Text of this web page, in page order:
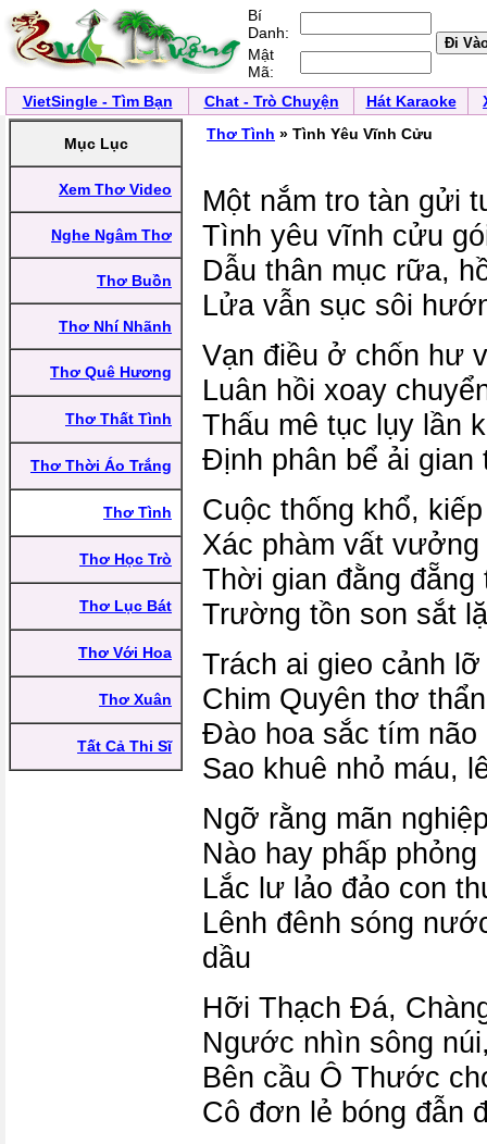
Bí
Danh:
Mật
Mã:
VietSingle - Tìm Bạn
Chat - Trò Chuyện Hát Karaoke
Mục Lục
Xem Thơ Video
Nghe Ngâm Thơ
Thơ Buồn
Thơ Nhí Nhãnh
Thơ Quê Hương
Thơ Thất Tình
Thơ Thời Áo Trắng
Thơ Tình
Thơ Học Trò
Thơ Lục Bát
Thơ Với Hoa
Thơ Xuân
Tất Cả Thi Sĩ
Thơ Tình » Tình Yêu Vĩnh Cửu
Một nắm tro tàn gửi
Tình yêu vĩnh cửu
Dẫu thân mục rữa,
Lửa vẫn sục sôi
Vạn điều ở chốn hư
Luân hồi xoay
Thấu mê tục lụy lần
Định phân bể ải gian
Cuộc thống khổ,
Xác phàm vất
Thời gian đằng đẵng
Trường tồn son sắt
Trách ai gieo cảnh
Chim Quyên thơ
Đào hoa sắc tím não
Sao khuê nhỏ máu,
Ngỡ rằng mãn
Nào hay phấp
Lắc lư lảo đảo con
Lênh đênh sóng
dầu
Hỡi Thạch Đá,
Ngước nhìn sông
Bên cầu Ô Thước
Cô đơn lẻ bóng đẫn